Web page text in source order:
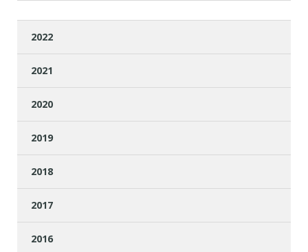
2022
2021
2020
2019
2018
2017
2016